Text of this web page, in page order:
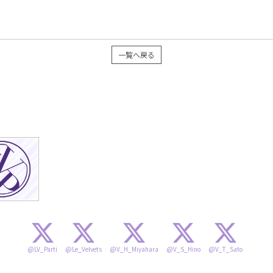
一覧へ戻る
@LV_Parti @Le_Velvets @V_H_Miyahara @V_S_Hino @V_T_Sato